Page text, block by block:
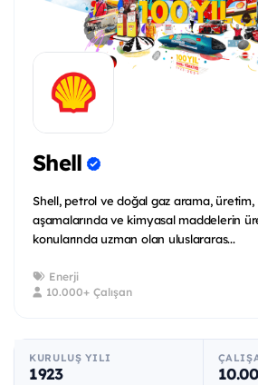
Shell
Shell, petrol ve doğal gaz arama,
aşamalarında ve kimyasal maddelerin
konularında uzman olan uluslararas...
Enerji
10.000+ Çalışan
KURULUŞ YILI
1923